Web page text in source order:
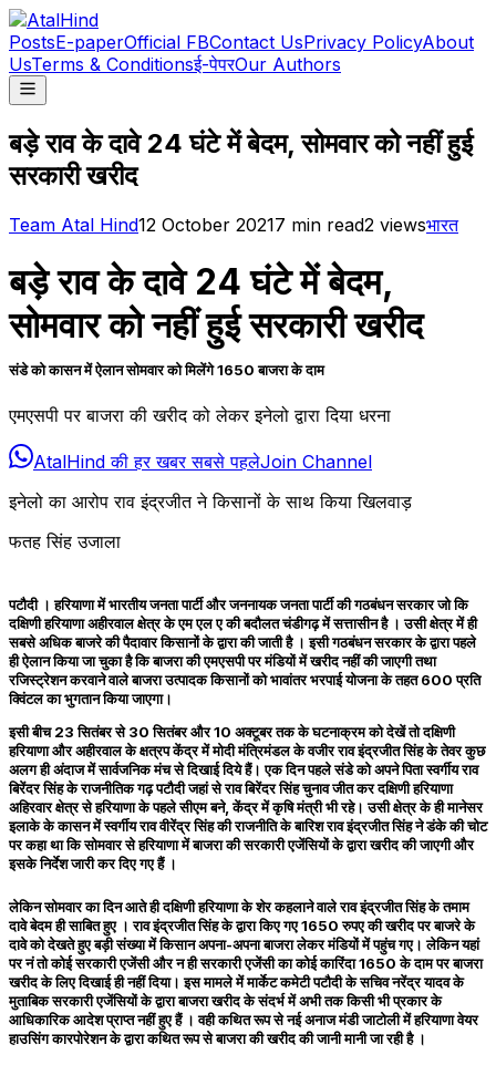
PostsE-paperOfficial FBContact UsPrivacy PolicyAbout
UsTerms & Conditionsई-पेपरOur Authors
बड़े राव के दावे 24 घंटे में बेदम, सोमवार को नहीं हुई
सरकारी खरीद
Team Atal Hind12 October 20217 min read2 viewsभारत
बड़े राव के दावे 24 घंटे में बेदम,
सोमवार को नहीं हुई सरकारी खरीद
संडे को कासन में ऐलान सोमवार को मिलेंगे 1650 बाजरा के दाम
एमएसपी पर बाजरा की खरीद को लेकर इनेलो द्वारा दिया धरना
AtalHind की हर खबर सबसे पहलेJoin Channel
इनेलो का आरोप राव इंद्रजीत ने किसानों के साथ किया खिलवाड़
फतह सिंह उजाला
पटौदी ।हरियाणा में भारतीय जनता पार्टी और जननायक जनता पार्टी की गठबंधन सरकार जो कि
दक्षिणी हरियाणा अहीरवाल क्षेत्र के एम एल ए की बदौलत चंडीगढ़ में सत्तासीन है । उसी क्षेत्र में ही
सबसे अधिक बाजरे की पैदावार किसानों के द्वारा की जाती है । इसी गठबंधन सरकार के द्वारा पहले
ही ऐलान किया जा चुका है कि बाजरा की एमएसपी पर मंडियों में खरीद नहीं की जाएगी तथा
रजिस्ट्रेशन करवाने वाले बाजरा उत्पादक किसानों को भावांतर भरपाई योजना के तहत 600 प्रति
क्विंटल का भुगतान किया जाएगा।
इसी बीच 23 सितंबर से 30 सितंबर और 10 अक्टूबर तक के घटनाक्रम को देखें तो दक्षिणी
हरियाणा और अहीरवाल के क्षत्रप केंद्र में मोदी मंत्रिमंडल के वजीर राव इंद्रजीत सिंह के तेवर कुछ
अलग ही अंदाज में सार्वजनिक मंच से दिखाई दिये हैं। एक दिन पहले संडे को अपने पिता स्वर्गीय राव
बिरेंदर सिंह के राजनीतिक गढ़ पटौदी जहां से राव बिरेंदर सिंह चुनाव जीत कर दक्षिणी हरियाणा
अहिरवार क्षेत्र से हरियाणा के पहले सीएम बने, केंद्र में कृषि मंत्री भी रहे। उसी क्षेत्र के ही मानेसर
इलाके के कासन में स्वर्गीय राव वीरेंद्र सिंह की राजनीति के बारिश राव इंद्रजीत सिंह ने डंके की चोट
पर कहा था कि सोमवार से हरियाणा में बाजरा की सरकारी एजेंसियों के द्वारा खरीद की जाएगी और
इसके निर्देश जारी कर दिए गए हैं ।
लेकिन सोमवार का दिन आते ही दक्षिणी हरियाणा के शेर कहलाने वाले राव इंद्रजीत सिंह के तमाम
दावे बेदम ही साबित हुए । राव इंद्रजीत सिंह के द्वारा किए गए 1650 रुपए की खरीद पर बाजरे के
दावे को देखते हुए बड़ी संख्या में किसान अपना-अपना बाजरा लेकर मंडियों में पहुंच गए। लेकिन यहां
पर नं तो कोई सरकारी एजेंसी और न ही सरकारी एजेंसी का कोई कारिंदा 1650 के दाम पर बाजरा
खरीद के लिए दिखाई ही नहीं दिया। इस मामले में मार्केट कमेटी पटौदी के सचिव नरेंद्र यादव के
मुताबिक सरकारी एजेंसियों के द्वारा बाजरा खरीद के संदर्भ में अभी तक किसी भी प्रकार के
आधिकारिक आदेश प्राप्त नहीं हुए हैं । वही कथित रूप से नई अनाज मंडी जाटोली में हरियाणा वेयर
हाउसिंग कारपोरेशन के द्वारा कथित रूप से बाजरा की खरीद की जानी मानी जा रही है ।